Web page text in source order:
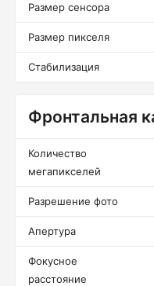
Размер сенсора
Размер пикселя
Стабилизация
Фронтальная
Количество
мегапикселей
Разрешение фото
Апертура
Фокусное
расстояние